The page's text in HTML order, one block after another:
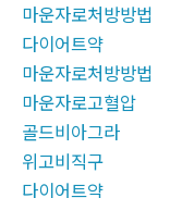
마운자로처방방법
다이어트약
마운자로처방방법
마운자로고혈압
골드비아그라
위고비직구
다이어트약